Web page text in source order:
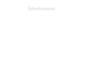
Advertisement